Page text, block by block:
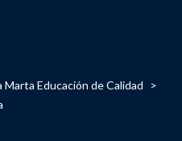
Educación de Calidad
>